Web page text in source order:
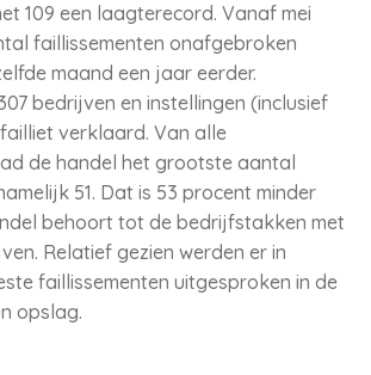
109 een laagterecord. Vanaf mei
faillissementen onafgebroken
maand een jaar eerder.
bedrijven en instellingen (inclusief
verklaard. Van alle
de handel het grootste aantal
51. Dat is 53 procent minder
behoort tot de bedrijfstakken met
Relatief gezien werden er in
faillissementen uitgesproken in de
opslag.